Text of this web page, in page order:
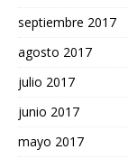
septiembre 2017
agosto 2017
julio 2017
junio 2017
mayo 2017